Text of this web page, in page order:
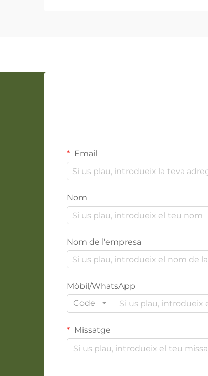
Email
Nom
Nom de l'empresa
Mòbil/WhatsApp
Code
Missatge